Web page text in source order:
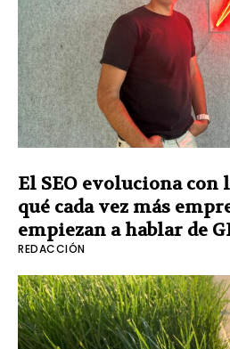
El SEO evoluciona con
qué cada vez más
empiezan a hablar de
REDACCIÓN